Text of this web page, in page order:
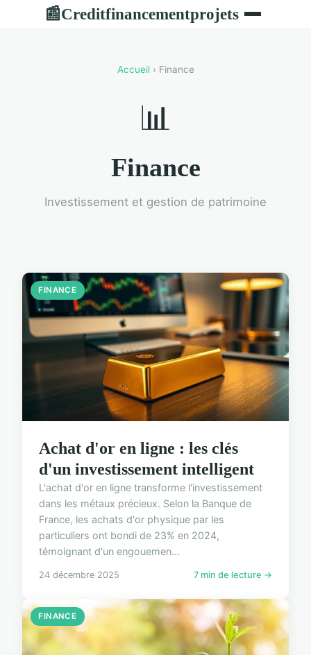
📰Creditfinancementprojets
Accueil› Finance
📊
Finance
Investissement et gestion de patrimoine
FINANCE
Achat d'or en ligne : les clés
d'un investissement intelligent
L'achat d'or en ligne transforme l'investissement
dans les métaux précieux. Selon la Banque de
France, les achats d'or physique par les
particuliers ont bondi de 23% en 2024,
témoignant d'un engouemen...
24 décembre 2025 7 min de lecture →
FINANCE